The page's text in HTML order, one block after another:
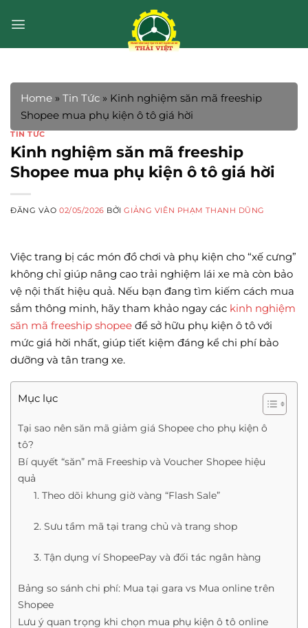
qua
Home » Tin Tức » Kinh nghiệm săn mã freeship
Shopee mua phụ kiện ô tô giá hời
TIN TỨC
Kinh nghiệm săn mã freeship
Shopee mua phụ kiện ô tô giá hời
ĐĂNG VÀO02/05/2026 BỞIGIẢNG VIÊN PHẠM THANH DŨNG
Việc trang bị các món đồ chơi và phụ kiện cho “xế cưng”
không chỉ giúp nâng cao trải nghiệm lái xe mà còn bảo
vệ nội thất hiệu quả. Nếu bạn đang tìm kiếm cách mua
sắm thông minh, hãy tham khảo ngay các kinh nghiệm
săn mã freeship shopee để sở hữu phụ kiện ô tô với
mức giá hời nhất, giúp tiết kiệm đáng kể chi phí bảo
dưỡng và tân trang xe.
Mục lục
Tại sao nên săn mã giảm giá Shopee cho phụ kiện ô
tô?
Bí quyết “săn” mã Freeship và Voucher Shopee hiệu
quả
1. Theo dõi khung giờ vàng “Flash Sale”
2. Sưu tầm mã tại trang chủ và trang shop
3. Tận dụng ví ShopeePay và đối tác ngân hàng
Bảng so sánh chi phí: Mua tại gara vs Mua online trên
Shopee
Lưu ý quan trọng khi chọn mua phụ kiện ô tô online